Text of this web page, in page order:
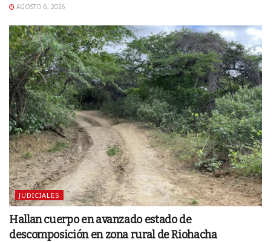
AGOSTO 6, 2026
JUDICIALES
Hallan cuerpo en avanzado estado de
descomposición en zona rural de Riohacha